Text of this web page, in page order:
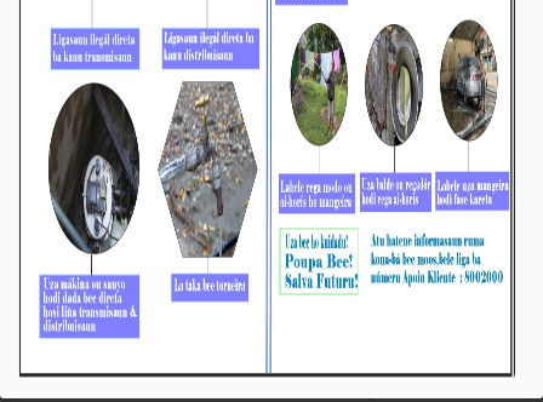
BTL, E.P-MOP Enkontru Koordenasaun ho
PNTL no Espesialista SEPNA GNR Portugal
kona-bá Planu Instalasaun DPNA
Média_BTL, E.P